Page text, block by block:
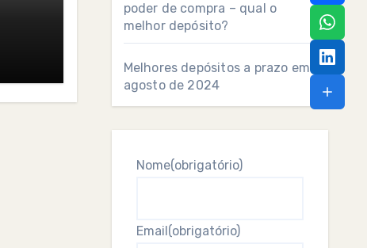
poder de compra – qual o
melhor depósito?
Melhores depósitos a prazo em
agosto de 2024
Nome(obrigatório)
Email(obrigatório)